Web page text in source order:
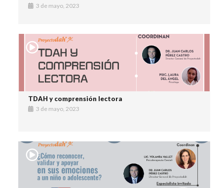
3 de mayo, 2023
TDAH y comprensión lectora
3 de mayo, 2023